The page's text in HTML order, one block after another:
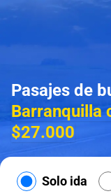
Pasajes de
Barranquilla
$27.000
Solo ida